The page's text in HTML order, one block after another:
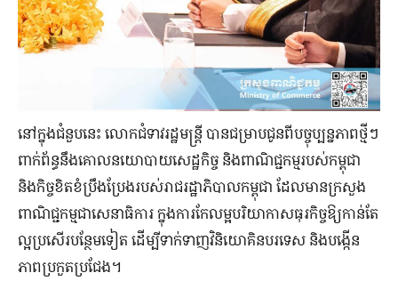
នៅក្នុងជំនួបនេះ លោកជំទាវរដ្ឋមន្រ្តី បានជម្រាបជូនពីបច្ចុប្បន្នភាពថ្មីៗ
ពាក់ព័ន្ធនឹងគោលនយោបាយសេដ្ឋកិច្ច និងពាណិជ្ជកម្មរបស់កម្ពុជា
និងកិច្ចខិតខំប្រឹងប្រែងរបស់រាជរដ្ឋាភិបាលកម្ពុជា ដែលមានក្រសួង
ពាណិជ្ជកម្មជាសេនាធិការ ក្នុងការកែលម្អបរិយាកាសធុរកិច្ចឱ្យកាន់តែ
ល្អប្រសើរបន្ថែមទៀត ដើម្បីទាក់ទាញវិនិយោគិនបរទេស និងបង្កើន
ភាពប្រកួតប្រជែង។